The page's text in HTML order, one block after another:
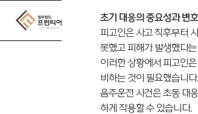
초기 대응의 중요성과 변
피고인은 사고 직후부터
못했고 피해가 발생했다
이러한 상황에서 피고인
비하는 것이 필요했습니다.
음주운전 사건은 초동 대
하게 작용할 수 있습니다.